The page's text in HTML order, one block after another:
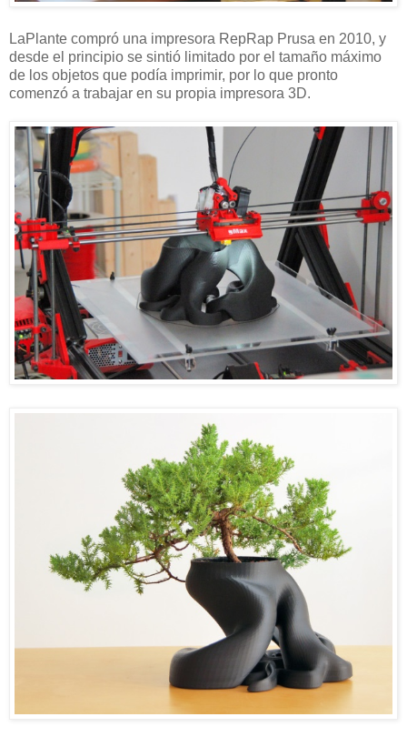
LaPlante compró una impresora RepRap Prusa en 2010, y
desde el principio se sintió limitado por el tamaño máximo
de los objetos que podía imprimir, por lo que pronto
comenzó a trabajar en su propia impresora 3D.